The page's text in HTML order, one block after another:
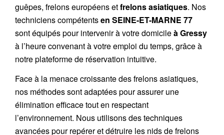
guêpes, frelons européens etfrelons asiatiques. Nos
techniciens compétentsen SEINE-ET-MARNE 77
sont équipés pour intervenir à votre domicileà Gressy
à l’heure convenant à votre emploi du temps, grâce à
notre plateforme de réservation intuitive.
Face à la menace croissante des frelons asiatiques,
nos méthodes sont adaptées pour assurer une
élimination efficace tout en respectant
l’environnement. Nous utilisons des techniques
avancées pour repérer et détruire les nids de frelons